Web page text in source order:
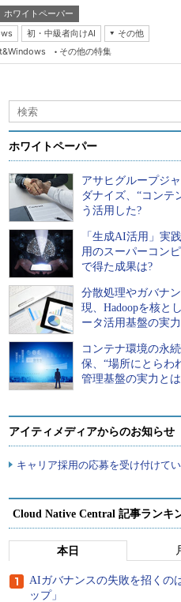
ホワイトペーパー
初・中級者向けAI
その他
Network
その他の特集
ホワイトペーパー
アサヒグループジ
ダナイズ、“コンテ
う活用した?
「生成AI活用」実
用のスーパーコン
で得た成果は?
分散処理やガバナ
現、Hadoopを核と
ータ活用基盤の実力
コンテナ環境の永
保、“場所にとらわ
管理基盤の実力とは
アイティメディアからのお知らせ
キャリア採用の応募を受け付けて
Cloud Native Central 記事ランキ
本日
AIガバナンスの失敗を招くの
ップ」